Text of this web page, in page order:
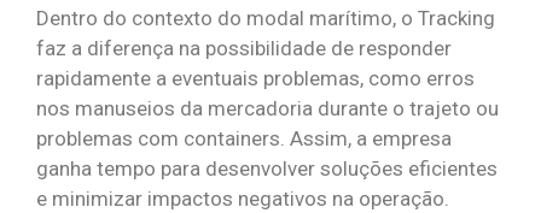
Dentro do contexto do modal marítimo, o Tracking
faz a diferença na possibilidade de responder
rapidamente a eventuais problemas, como erros
nos manuseios da mercadoria durante o trajeto ou
problemas com containers. Assim, a empresa
ganha tempo para desenvolver soluções eficientes
e minimizar impactos negativos na operação.